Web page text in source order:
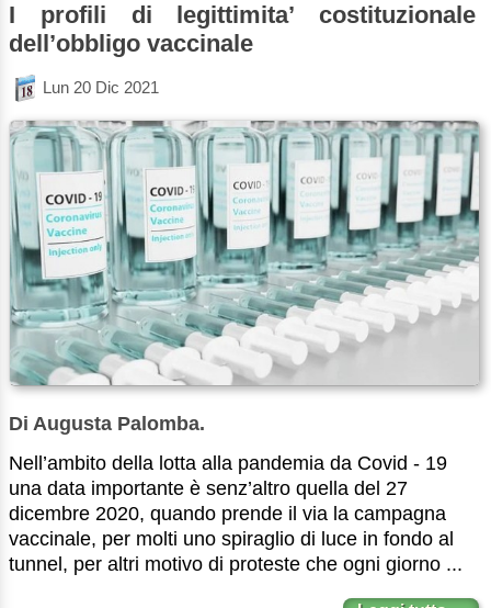
I profili di legittimita’ costituzionale
dell’obbligo vaccinale
Lun 20 Dic 2021
Di Augusta Palomba.
Nell’ambito della lotta alla pandemia da Covid - 19
una data importante è senz’altro quella del 27
dicembre 2020, quando prende il via la campagna
vaccinale, per molti uno spiraglio di luce in fondo al
tunnel, per altri motivo di proteste che ogni giorno ...